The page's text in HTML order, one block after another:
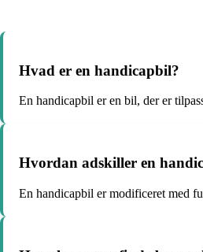
Hvad er en handicapbil?
En handicapbil er en bil, der er
Hvordan adskiller en
En handicapbil er modificeret med